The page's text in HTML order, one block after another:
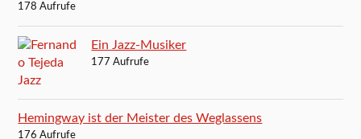
178 Aufrufe
Ein Jazz-Musiker
177 Aufrufe
Hemingway ist der Meister des Weglassens
176 Aufrufe